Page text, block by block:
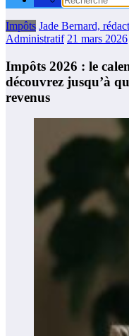
Impôts Jade Bernard,
Administratif 21 mars 2026
Impôts 2026 : le
découvrez jusqu’à
revenus